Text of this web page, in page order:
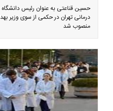
حسین قناعتی به عنوان رئیس
درمانی تهران در حکمی از سوی وزیر
منصوب شد